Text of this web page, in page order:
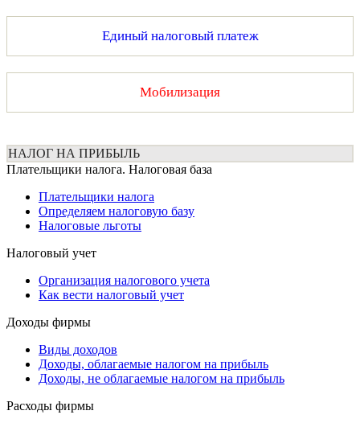
Единый налоговый платеж
Мобилизация
НАЛОГ НА ПРИБЫЛЬ
Плательщики налога. Налоговая база
Плательщики налога
Определяем налоговую базу
Налоговые льготы
Налоговый учет
Организация налогового учета
Как вести налоговый учет
Доходы фирмы
Виды доходов
Доходы, облагаемые налогом на прибыль
Доходы, не облагаемые налогом на прибыль
Расходы фирмы